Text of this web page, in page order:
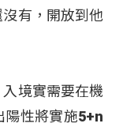
有，開放到他
境實需要在機
陽性將實施5+n